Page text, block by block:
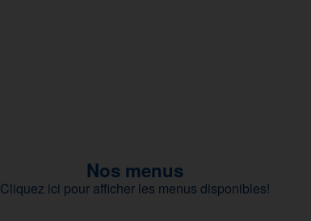
Nos menus
Cliquez ici pour afficher les menus disponibles!